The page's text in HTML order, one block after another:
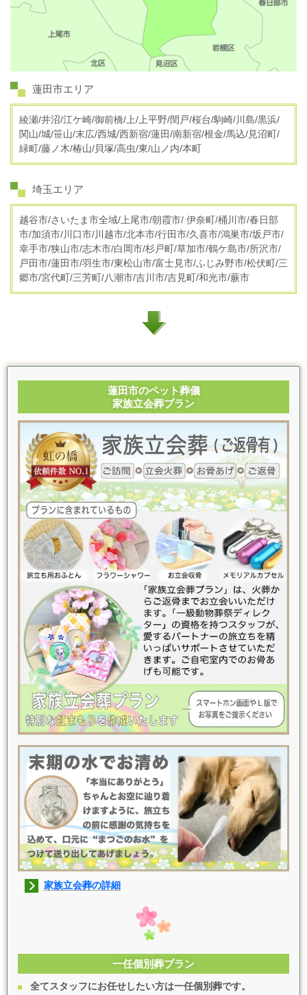
蓮田市エリア
綾瀬/井沼/江ケ崎/御前橋/上/上平野/閏戸/桜台/駒崎/川島/黒浜/
関山/城/笹山/末広/西城/西新宿/蓮田/南新宿/根金/馬込/見沼町/
緑町/藤ノ木/椿山/貝塚/高虫/東/山ノ内/本町
埼玉エリア
越谷市/さいたま市全域/上尾市/朝霞市/ 伊奈町/桶川市/春日部
市/加須市/川口市/川越市/北本市/行田市/久喜市/鴻巣市/坂戸市/
幸手市/狭山市/志木市/白岡市/杉戸町/草加市/鶴ケ島市/所沢市/
戸田市/蓮田市/羽生市/東松山市/富士見市/ふじみ野市/松伏町/三
郷市/宮代町/三芳町/八潮市/吉川市/吉見町/和光市/蕨市
蓮田市のペット葬儀
家族立会葬プラン
家族立会葬の詳細
一任個別葬プラン
全てスタッフにお任せしたい方は一任個別葬です。